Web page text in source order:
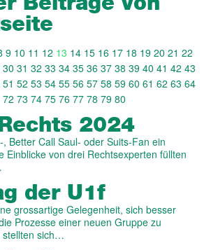
9 10 11 12 13 14 15 16 17 18 19 20 21 22
30 31 32 33 34 35 36 37 38 39 40 41 42 43
51 52 53 54 55 56 57 58 59 60 61 62 63 64
72 73 74 75 76 77 78 79 80
2024
Better Call Saul- oder Suits-Fan ein
Einblicke von drei Rechtsexperten füllten
der U1f
grossartige Gelegenheit, sich besser
Prozesse einer neuen Gruppe zu
stellten sich…